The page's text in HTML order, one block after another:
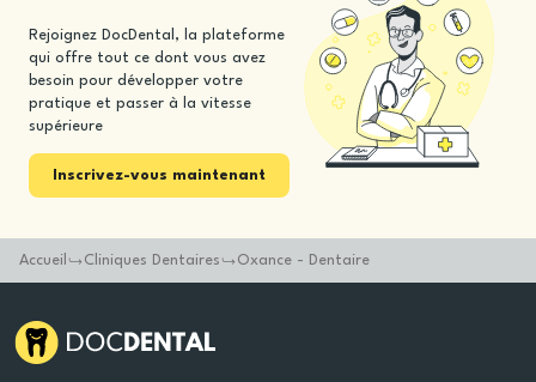
Rejoignez DocDental, la plateforme
qui offre tout ce dont vous avez
besoin pour développer votre
pratique et passer à la vitesse
supérieure
Inscrivez-vous maintenant
Accueil Cliniques Dentaires Oxance - Dentaire